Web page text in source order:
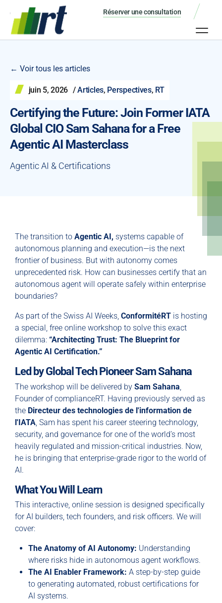
Réserver une consultation
← Voir tous les articles
juin 5, 2026 /Articles, Perspectives, RT
Certifying the Future: Join Former IATA
Global CIO Sam Sahana for a Free
Agentic AI Masterclass
Agentic AI & Certifications
The transition to Agentic AI, systems capable of
autonomous planning and execution—is the next
frontier of business. But with autonomy comes
unprecedented risk. How can businesses certify that an
autonomous agent will operate safely within enterprise
boundaries?
As part of the Swiss AI Weeks, ConformitéRT is hosting
a special, free online workshop to solve this exact
dilemma: “Architecting Trust: The Blueprint for
Agentic AI Certification.”
Led by Global Tech Pioneer Sam Sahana
The workshop will be delivered by Sam Sahana
Founder of complianceRT. Having previously served as
the Directeur des technologies de l'information de
l'IATA , Sam has spent his career steering technology,
security, and governance for one of the world’s most
heavily regulated and mission-critical industries. Now,
he is bringing that enterprise-grade rigor to the world of
AI.
What You Will Learn
This interactive, online session is designed specifically
for AI builders, tech founders, and risk officers. We will
cover:
The Anatomy of AI Autonomy: Understanding
where risks hide in autonomous agent workflows.
The AI Enabler Framework: A step-by-step guide
to generating automated, robust certifications for
AI systems.